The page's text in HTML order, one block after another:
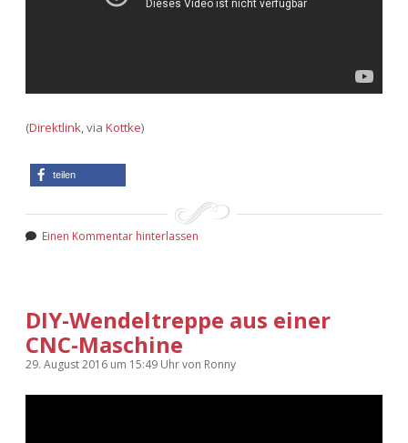
(Direktlink, via Kottke)
teilen
Einen Kommentar hinterlassen
DIY-Wendeltreppe aus einer
CNC-Maschine
29. August 2016 um 15:49 Uhrvon Ronny